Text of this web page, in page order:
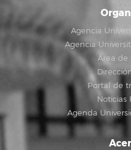
Agencia
Agencia
Área de
Portal de
Noticias
Agenda